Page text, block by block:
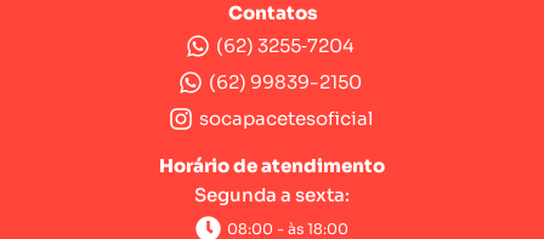
Contatos
(62) 3255‑7204‬
(62) 99839-2150
socapacetesoficial
Horário de atendimento
Segunda a sexta:
08:00 - às 18:00